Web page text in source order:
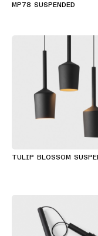
MP78 SUSPENDED
TULIP BLOSSOM